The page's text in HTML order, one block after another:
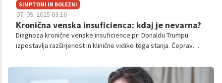
SIMPTOMI IN BOLEZNI
07. 09. 2025 03.16
Kronična venska insuficienca: kdaj je nevarna?
Diagnoza kronične venske insuficience pri Donaldu Trumpu
izpostavlja razširjenost in klinične vidike tega stanja. Čeprav
vključujejo kompresijo in aktivnost, kar kaže na pomen
zgodnjega prepoznavanja in preventive pri starejši populaciji.